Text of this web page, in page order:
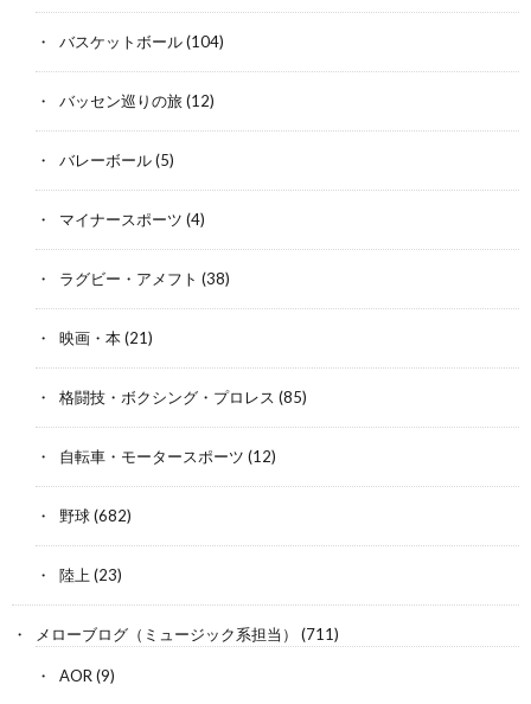
バスケットボール(104)
バッセン巡りの旅(12)
バレーボール(5)
マイナースポーツ (4)
ラグビー・アメフト (38)
映画・本(21)
格闘技・ボクシング・プロレス (85)
自転車・モータースポーツ (12)
野球(682)
陸上 (23)
メローブログ（ミュージック系担当） (711)
AOR (9)